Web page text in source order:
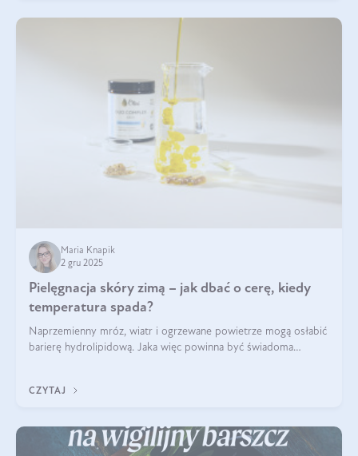
Maria Knapik
2 gru 2025
Pielęgnacja skóry zimą – jak dbać o cerę, kiedy
temperatura spada?
Naprzemienny mróz, wiatr i ogrzewane powietrze mogą osłabić
barierę hydrolipidową. Jaka więc powinna być świadoma
CZYTAJ